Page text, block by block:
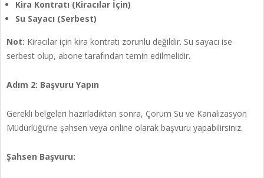
Kira Kontratı (Kiracılar İçin)
Su Sayacı (Serbest)
Not: Kiracılar için kira kontratı zorunlu değildir. Su sayacı ise
serbest olup, abone tarafından temin edilmelidir.
Adım 2: Başvuru Yapın
Gerekli belgeleri hazırladıktan sonra, Çorum Su ve Kanalizasyon
Müdürlüğü’ne şahsen veya online olarak başvuru yapabilirsiniz.
Şahsen Başvuru: